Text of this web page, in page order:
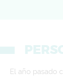
El año pasado